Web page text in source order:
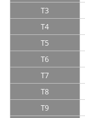
T3
T4
T5
T6
T7
T8
T9